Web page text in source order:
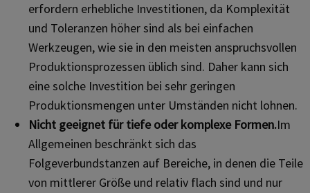
erfordern erhebliche Investitionen, da Komplexität
und Toleranzen höher sind als bei einfachen
Werkzeugen, wie sie in den meisten anspruchsvollen
Produktionsprozessen üblich sind. Daher kann sich
eine solche Investition bei sehr geringen
Produktionsmengen unter Umständen nicht lohnen.
Nicht geeignet für tiefe oder komplexe Formen.Im
Allgemeinen beschränkt sich das
Folgeverbundstanzen auf Bereiche, in denen die Teile
von mittlerer Größe und relativ flach sind und nur